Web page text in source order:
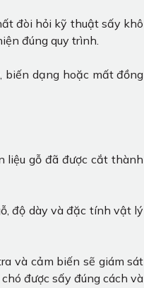
đòi hỏi kỹ thuật sấy khô
đúng quy trình.
biến dạng hoặc mất đồng
liệu gỗ đã được cắt thành
độ dày và đặc tính vật lý
và cảm biến sẽ giám sát
được sấy đúng cách và